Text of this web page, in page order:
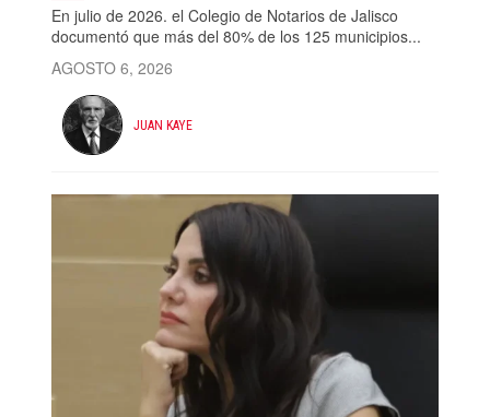
En julio de 2026. el Colegio de Notarios de Jalisco
documentó que más del 80% de los 125 municipios...
AGOSTO 6, 2026
JUAN KAYE